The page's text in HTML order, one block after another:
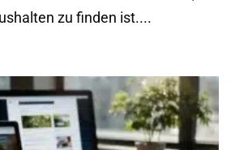
zu finden ist....